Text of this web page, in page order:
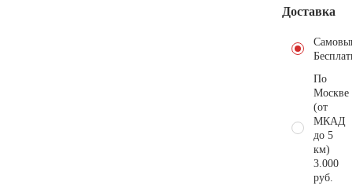
Доставка
По
Москве
(от
МКАД
до 5
км)
3.000
руб.